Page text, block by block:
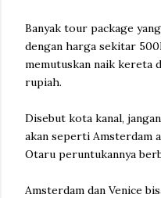
Banyak tour package
dengan harga sekitar
memutuskan naik kereta
rupiah.
Disebut kota kanal,
akan seperti Amsterdam
Otaru peruntukannya
Amsterdam dan Venice